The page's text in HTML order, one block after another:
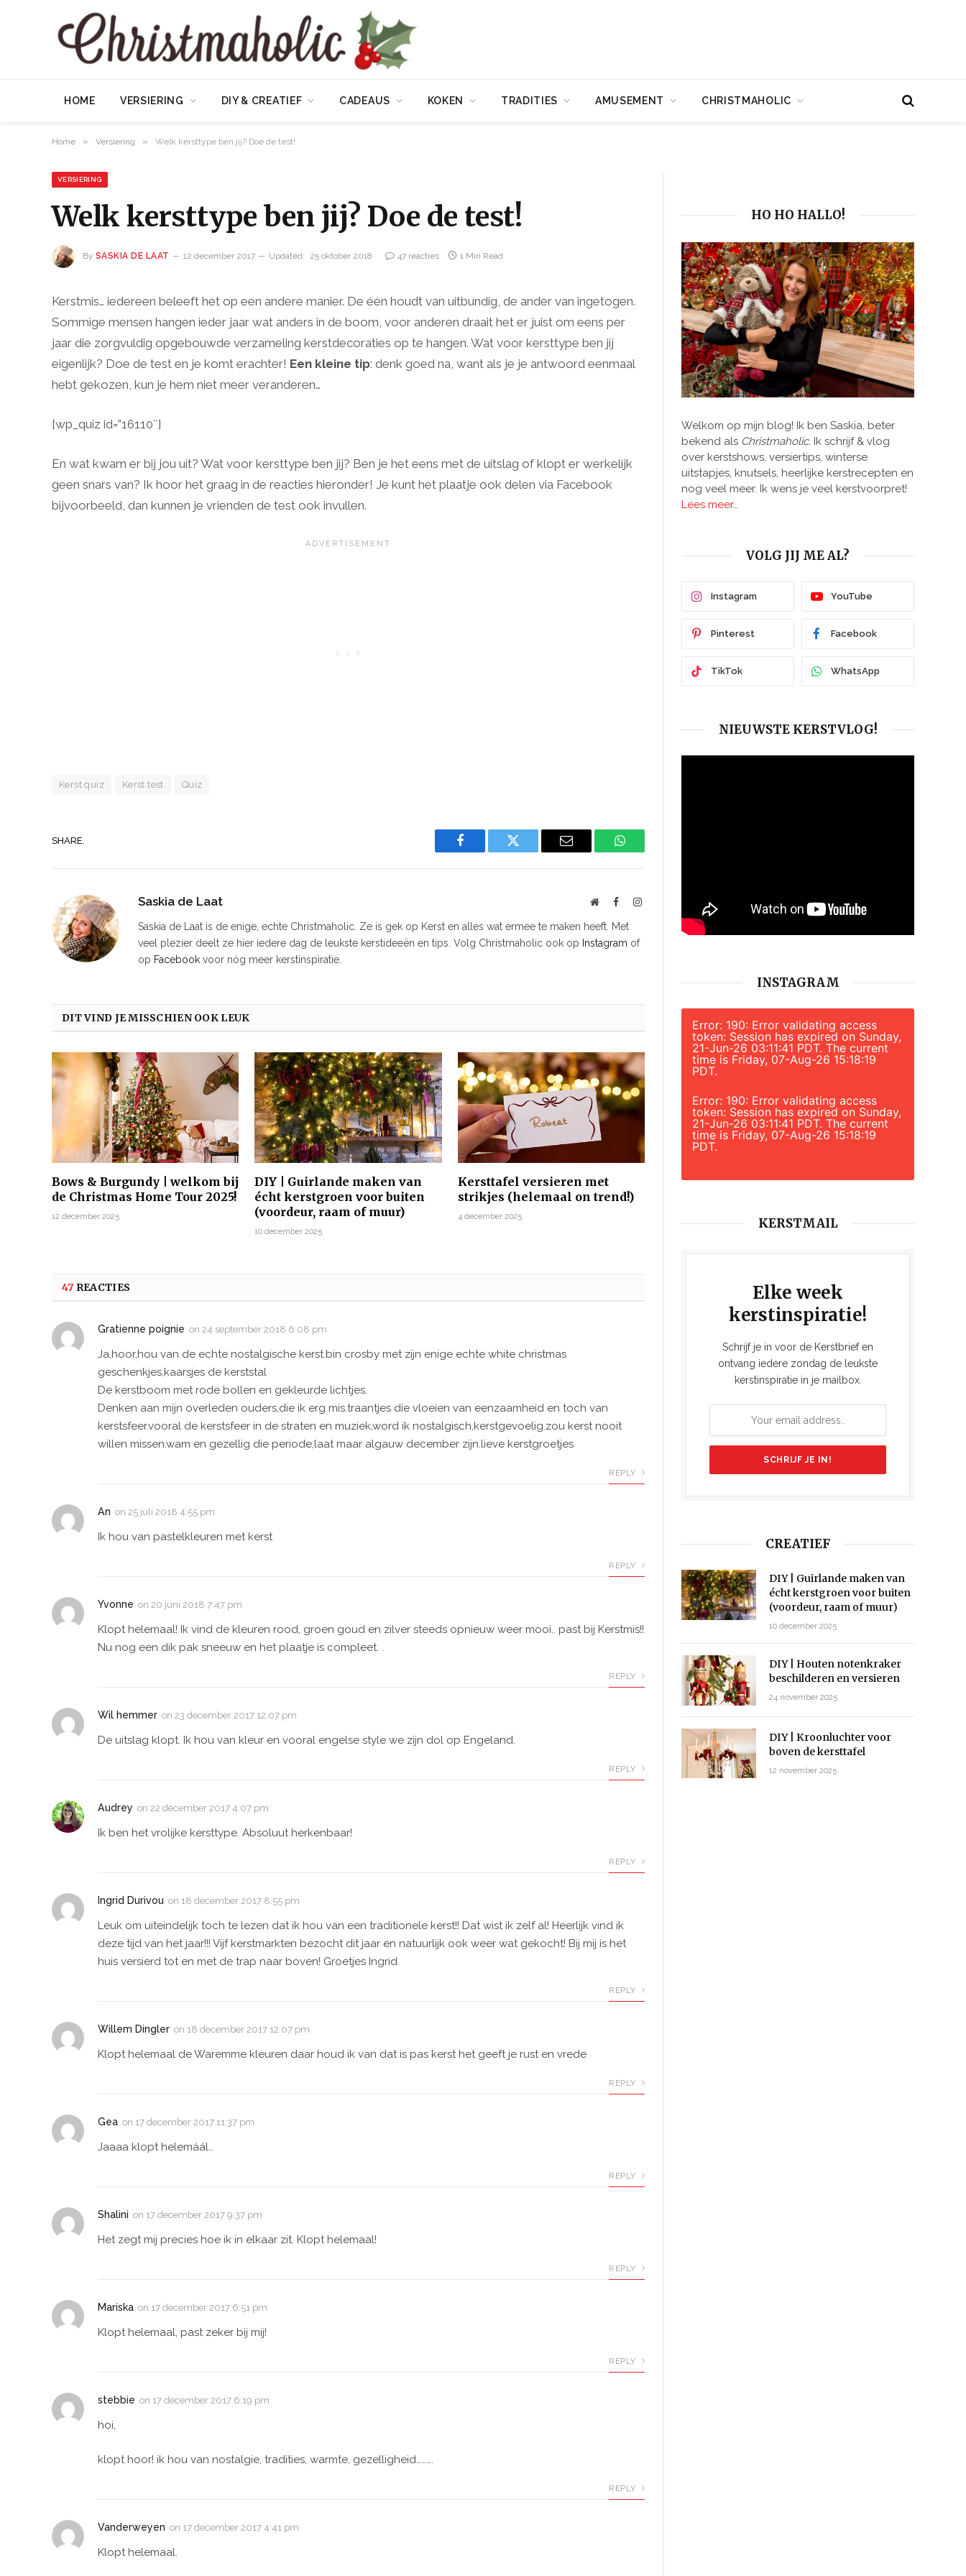
HOME VERSIERING DIY & CREATIEF CADEAUS KOKEN TRADITIES AMUSEMENT CHRISTMAHOLIC
Home » Versiering » Welk kersttype ben jij? Doe de test!
VERSIERING
Welk kersttype ben jij? Doe de test!
By SASKIA DE LAAT 12 december 2017 Updated: 25 oktober 2018 47 reacties 1 Min Read
Kerstmis… iedereen beleeft het op een andere manier. De één houdt van uitbundig, de ander van ingetogen.
Sommige mensen hangen ieder jaar wat anders in de boom, voor anderen draait het er juist om eens per
jaar die zorgvuldig opgebouwde verzameling kerstdecoraties op te hangen. Wat voor kersttype ben jij
eigenlijk? Doe de test en je komt erachter! Een kleine tip: denk goed na, want als je je antwoord eenmaal
hebt gekozen, kun je hem niet meer veranderen…
[wp_quiz id=”16110″]
En wat kwam er bij jou uit? Wat voor kersttype ben jij? Ben je het eens met de uitslag of klopt er werkelijk
geen snars van? Ik hoor het graag in de reacties hieronder! Je kunt het plaatje ook delen via Facebook
bijvoorbeeld, dan kunnen je vrienden de test ook invullen.
Kerst quiz Kerst test Quiz
SHARE.
Facebook Twitter Email WhatsApp
Saskia de Laat WebsiteFacebookInstagram
Saskia de Laat is de enige, echte Christmaholic. Ze is gek op Kerst en alles wat ermee te maken heeft. Met
veel plezier deelt ze hier iedere dag de leukste kerstideeën en tips. Volg Christmaholic ook op Instagram of
op Facebook voor nóg meer kerstinspiratie.
DIT VIND JE MISSCHIEN OOK LEUK
Bows & Burgundy | welkom bij
de Christmas Home Tour 2025!
12 december 2025
DIY | Guirlande maken van
écht kerstgroen voor buiten
(voordeur, raam of muur)
10 december 2025
Kersttafel versieren met
strikjes (helemaal on trend!)
4 december 2025
47 REACTIES
Gratienne poignie on 24 september 2018 6:08 pm
Ja,hoor,hou van de echte nostalgische kerst.bin crosby met zijn enige echte white christmas
geschenkjes,kaarsjes de kerststal
De kerstboom met rode bollen en gekleurde lichtjes.
Denken aan mijn overleden ouders,die ik erg mis.traantjes die vloeien van eenzaamheid en toch van
kerstsfeer.vooral de kerstsfeer in de straten en muziek,word ik nostalgisch,kerstgevoelig.zou kerst nooit
willen missen.wam en gezellig die periode,laat maar algauw december zijn.lieve kerstgroetjes
REPLY
An on 25 juli 2018 4:55 pm
Ik hou van pastelkleuren met kerst
REPLY
Yvonne on 20 juni 2018 7:47 pm
Klopt helemaal! Ik vind de kleuren rood, groen goud en zilver steeds opnieuw weer mooi.. past bij Kerstmis!!
Nu nog een dik pak sneeuw en het plaatje is compleet. .
REPLY
Wil hemmer on 23 december 2017 12:07 pm
De uitslag klopt. Ik hou van kleur en vooral engelse style we zijn dol op Engeland.
REPLY
Audrey on 22 december 2017 4:07 pm
Ik ben het vrolijke kersttype. Absoluut herkenbaar!
REPLY
Ingrid Durivou on 18 december 2017 8:55 pm
Leuk om uiteindelijk toch te lezen dat ik hou van een traditionele kerst!! Dat wist ik zelf al! Heerlijk vind ik
deze tijd van het jaar!!! Vijf kerstmarkten bezocht dit jaar en natuurlijk ook weer wat gekocht! Bij mij is het
huis versierd tot en met de trap naar boven! Groetjes Ingrid.
REPLY
Willem Dingler on 18 december 2017 12:07 pm
Klopt helemaal de Waremme kleuren daar houd ik van dat is pas kerst het geeft je rust en vrede
REPLY
Gea on 17 december 2017 11:37 pm
Jaaaa klopt helemáál…
REPLY
Shalini on 17 december 2017 9:37 pm
Het zegt mij precies hoe ik in elkaar zit. Klopt helemaal!
REPLY
Mariska on 17 december 2017 6:51 pm
Klopt helemaal, past zeker bij mij!
REPLY
stebbie on 17 december 2017 6:19 pm
hoi,
klopt hoor! ik hou van nostalgie, tradities, warmte, gezelligheid……….
REPLY
Vanderweyen on 17 december 2017 4:41 pm
Klopt helemaal.
HO HO HALLO!
Welkom op mijn blog! Ik ben Saskia, beter
bekend als Christmaholic. Ik schrijf & vlog
over kerstshows, versiertips, winterse
uitstapjes, knutsels, heerlijke kerstrecepten en
nog veel meer. Ik wens je veel kerstvoorpret!
Lees meer…
VOLG JIJ ME AL?
Instagram YouTube
Pinterest Facebook
TikTok WhatsApp
NIEUWSTE KERSTVLOG!
INSTAGRAM
Error: 190: Error validating access
token: Session has expired on Sunday,
21-Jun-26 03:11:41 PDT. The current
time is Friday, 07-Aug-26 15:18:19
PDT.
Error: 190: Error validating access
token: Session has expired on Sunday,
21-Jun-26 03:11:41 PDT. The current
time is Friday, 07-Aug-26 15:18:19
PDT.
KERSTMAIL
Elke week
kerstinspiratie!
Schrijf je in voor de Kerstbrief en
ontvang iedere zondag de leukste
kerstinspiratie in je mailbox.
CREATIEF
DIY | Guirlande maken van
écht kerstgroen voor buiten
(voordeur, raam of muur)
10 december 2025
DIY | Houten notenkraker
beschilderen en versieren
24 november 2025
DIY | Kroonluchter voor
boven de kersttafel
12 november 2025